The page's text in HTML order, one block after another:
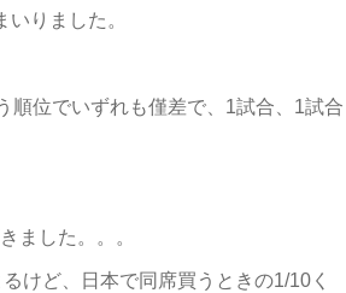
りました。
順位でいずれも僅差で、1試合、1試合
ました。。。
けど、日本で同席買うときの1/10く